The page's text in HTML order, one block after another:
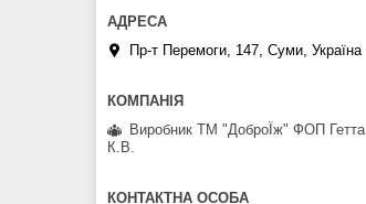
Пр-т Перемоги, 147, Суми, Україна
Виробник ТМ "ДоброЇж" ФОП Гетта
К.В.